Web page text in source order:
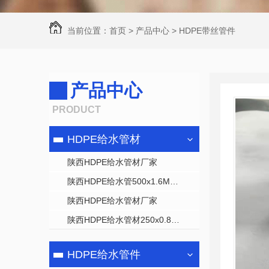
当前位置： 首页 > 产品中心 > HDPE带丝管件
产品中心
PRODUCT
HDPE给水管材
陕西HDPE给水管材厂家
陕西HDPE给水管材厂家
HDPE给水管件